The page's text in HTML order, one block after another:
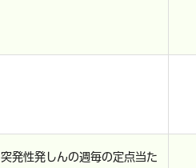
突発性発しんの週毎の定点当た